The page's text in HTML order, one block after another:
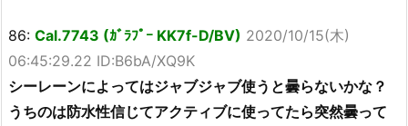
86: Cal.7743 (ｶﾞﾗﾌﾟｰ KK7f-D/BV) 2020/10/15(木)
06:45:29.22 ID:B6bA/XQ9K
シーレーンによってはジャブジャブ使うと曇らないかな？
うちのは防水性信じてアクティブに使ってたら突然曇って